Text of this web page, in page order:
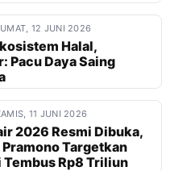
12 JUNI 2026
Halal,
Pacu Daya Saing
11 JUNI 2026
2026 Resmi Dibuka,
Targetkan
Tembus Rp8 Triliun